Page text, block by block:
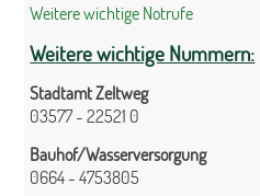
Weitere wichtige Notrufe
Weitere wichtige Nummern:
Stadtamt Zeltweg
03577 - 22521 0
Bauhof/Wasserversorgung
0664 - 4753805